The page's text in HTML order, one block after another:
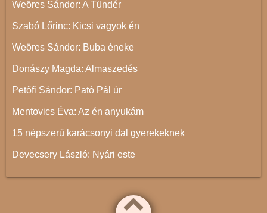
Weöres Sándor: A Tündér
Szabó Lőrinc: Kicsi vagyok én
Weöres Sándor: Buba éneke
Donászy Magda: Almaszedés
Petőfi Sándor: Pató Pál úr
Mentovics Éva: Az én anyukám
15 népszerű karácsonyi dal gyerekeknek
Devecsery László: Nyári este